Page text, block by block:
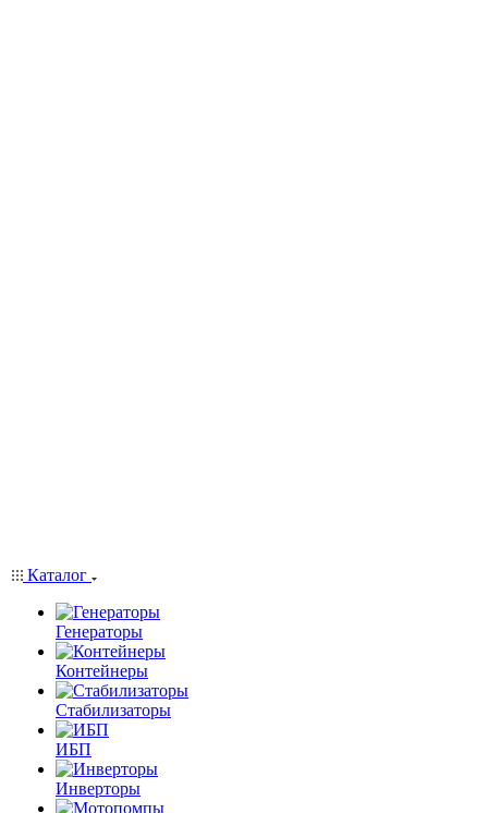
Каталог
Генераторы
Контейнеры
Стабилизаторы
ИБП
Инверторы